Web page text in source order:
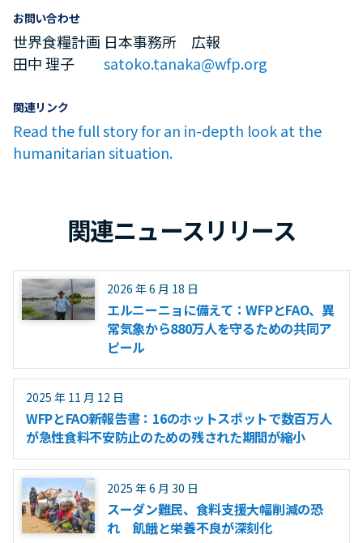
お問い合わせ
世界食糧計画 日本事務所 広報
田中 理子 satoko.tanaka@wfp.org
関連リンク
Read the full story for an in-depth look at the
humanitarian situation.
関連ニュースリリース
2026 年 6 月 18 日
エルニーニョに備えて：WFPとFAO、異
常気象から880万人を守るための共同ア
ピール
2025 年 11 月 12 日
WFPとFAO新報告書：16のホットスポットで数百万人
が急性食料不安防止のための残された期間が縮小
2025 年 6 月 30 日
スーダン難民、食料支援大幅削減の恐
れ 飢餓と栄養不良が深刻化